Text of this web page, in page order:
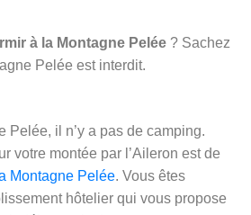
à la Montagne Pelée ? Sachez
Pelée est interdit.
Pelée, il n’y a pas de camping.
votre montée par l’Aileron est de
Montagne Pelée. Vous êtes
hôtelier qui vous propose